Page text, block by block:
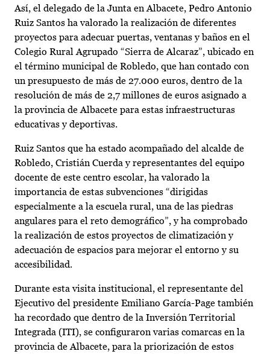
Así, el delegado de la Junta en Albacete, Pedro Antonio
Ruiz Santos ha valorado la realización de diferentes
proyectos para adecuar puertas, ventanas y baños en el
Colegio Rural Agrupado “Sierra de Alcaraz”, ubicado en
el término municipal de Robledo, que han contado con
un presupuesto de más de 27.000 euros, dentro de la
resolución de más de 2,7 millones de euros asignado a
la provincia de Albacete para estas infraestructuras
educativas y deportivas.
Ruiz Santos que ha estado acompañado del alcalde de
Robledo, Cristián Cuerda y representantes del equipo
docente de este centro escolar, ha valorado la
importancia de estas subvenciones “dirigidas
especialmente a la escuela rural, una de las piedras
angulares para el reto demográfico”, y ha comprobado
la realización de estos proyectos de climatización y
adecuación de espacios para mejorar el entorno y su
accesibilidad.
Durante esta visita institucional, el representante del
Ejecutivo del presidente Emiliano García-Page también
ha recordado que dentro de la Inversión Territorial
Integrada (ITI), se configuraron varias comarcas en la
provincia de Albacete, para la priorización de estos